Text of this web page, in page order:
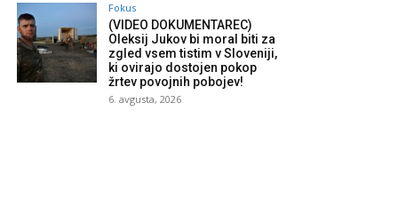
Fokus
(VIDEO DOKUMENTAREC)
Oleksij Jukov bi moral biti za
zgled vsem tistim v Sloveniji,
ki ovirajo dostojen pokop
žrtev povojnih pobojev!
6. avgusta, 2026